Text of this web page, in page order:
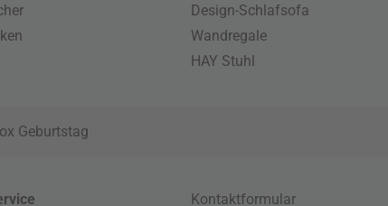
Design-Schlafsofa
Wandregale
HAY Stuhl
Geburtstag
Kontaktformular